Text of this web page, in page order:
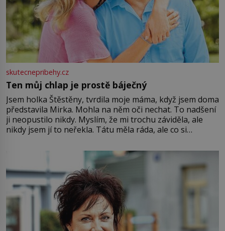
skutecnepribehy.cz
Ten můj chlap je prostě báječný
Jsem holka Štěstěny, tvrdila moje máma, když jsem doma
představila Mirka. Mohla na něm oči nechat. To nadšení
ji neopustilo nikdy. Myslím, že mi trochu záviděla, ale
nikdy jsem jí to neřekla. Tátu měla ráda, ale co si
Jsme spolu moc rádi Tehdy byla jiná doba, když